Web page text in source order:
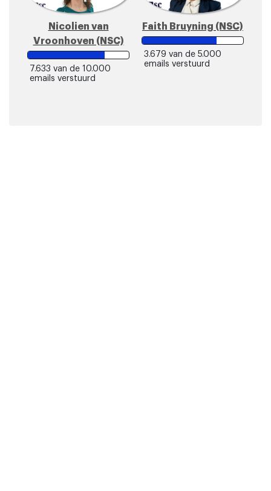
Nicolien van
Vroonhoven (NSC)
7.633 van de 10.000
emails verstuurd
Faith Bruyning (NSC)
3.679 van de 5.000
emails verstuurd